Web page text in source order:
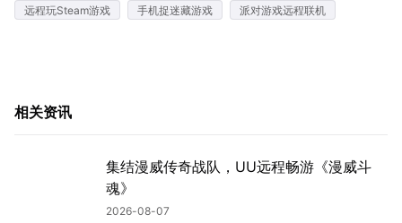
远程玩Steam游戏
手机捉迷藏游戏 派对游戏远程联机
相关资讯
集结漫威传奇战队，UU远程畅游《漫威斗
魂》
2026-08-07